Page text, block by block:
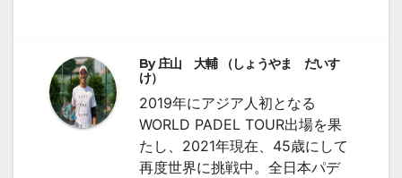
ゲ
ー
シ
By庄山 大輔 （しょうやま だいす
け）
2019年にアジア人初となる
WORLD PADEL TOUR出場を果
たし、2021年現在、45歳にして
再度世界に挑戦中。全日本パデ